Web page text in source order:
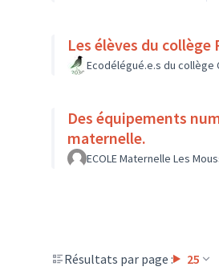
Ecodélégué.e.s du collège
Des équipements numériques collectifs comme aide à
maternelle.
ECOLE Maternelle Les
Résultats par page : 25